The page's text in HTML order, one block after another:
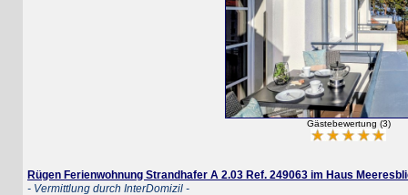
Gästebewertung (3)
Rügen Ferienwohnung Strandhafer A 2.03 Ref. 249063 im Haus Meeresblick
- Vermittlung durch InterDomizil -